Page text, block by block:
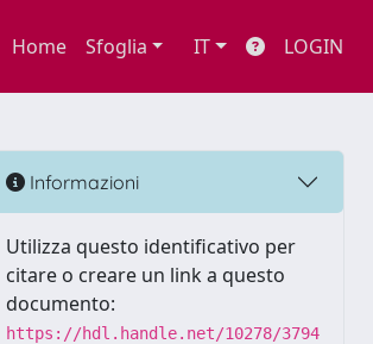
Home Sfoglia IT LOGIN
Informazioni
Utilizza questo identificativo per
citare o creare un link a questo
documento:
https://hdl.handle.net/10278/3794